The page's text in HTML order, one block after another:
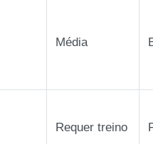
Média
Requer treino